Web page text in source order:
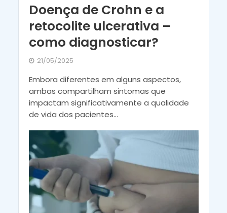
Doença de Crohn e a
retocolite ulcerativa –
como diagnosticar?
21/05/2025
Embora diferentes em alguns aspectos,
ambas compartilham sintomas que
impactam significativamente a qualidade
de vida dos pacientes...